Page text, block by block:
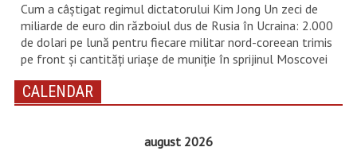
Cum a câștigat regimul dictatorului Kim Jong Un zeci de
miliarde de euro din războiul dus de Rusia în Ucraina: 2.000
de dolari pe lună pentru fiecare militar nord-coreean trimis
pe front și cantități uriașe de muniție în sprijinul Moscovei
CALENDAR
august 2026